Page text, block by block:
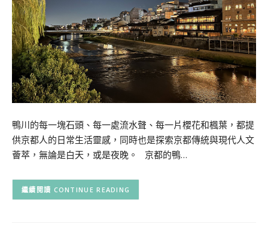
鴨川的每一塊石頭、每一處流水聲、每一片櫻花和楓葉，都提
供京都人的日常生活靈感，同時也是探索京都傳統與現代人文
薈萃，無論是白天，或是夜晚。 京都的鴨…
CONTINUE READING